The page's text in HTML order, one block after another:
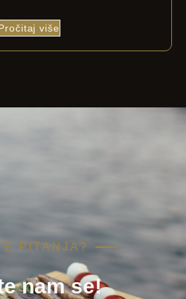
više
PITANJA?
nam se!